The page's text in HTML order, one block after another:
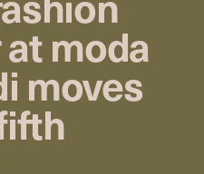
moda
moves